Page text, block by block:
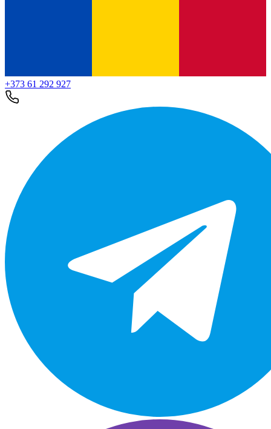
+373 61 292 927